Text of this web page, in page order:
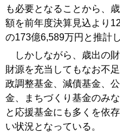
も必要となることから、
額を前年度決算見込より
の173億6,589万円と推計し
しかしながら、歳出の
財源を充当してもなお不
政調整基金、減債基金、
金、まちづくり基金のみ
と応援基金にも多くを依
い状況となっている。